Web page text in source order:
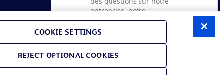
(US only)
de participation à E-Verify FMLA
COOKIE SETTINGS
REJECT OPTIONAL COOKIES